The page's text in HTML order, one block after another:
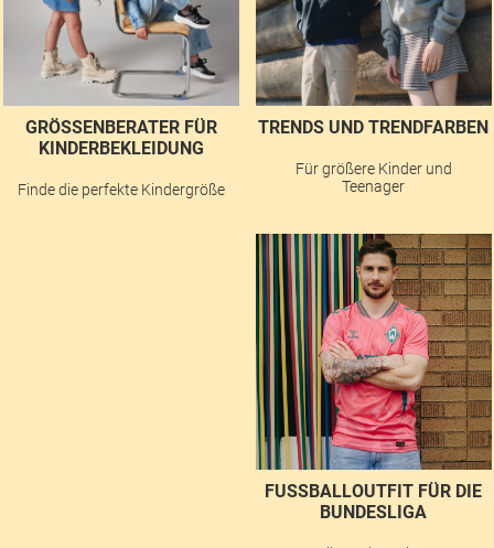
GRÖSSENBERATER FÜR K
INDERBEKLEIDUNG
Finde die perfekte Kindergröße
TRENDS UND TRENDFARBEN
Für größere Kinder und
Teenager
FUSSBALLOUTFIT FÜR DIE B
UNDESLIGA